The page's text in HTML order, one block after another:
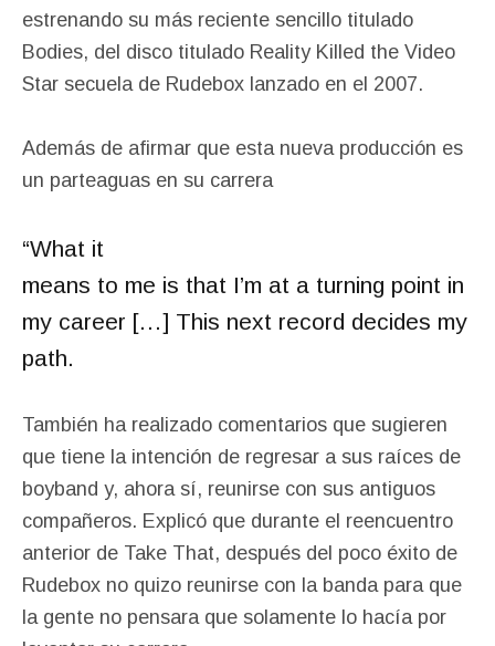
estrenando su más reciente sencillo titulado
Bodies, del disco titulado Reality Killed the Video
Star secuela de Rudebox lanzado en el 2007.
Además de afirmar que esta nueva producción es
un parteaguas en su carrera
“What it
means to me is that I’m at a turning point in
my career […] This next record decides my
path.
También ha realizado comentarios que sugieren
que tiene la intención de regresar a sus raíces de
boyband y, ahora sí, reunirse con sus antiguos
compañeros. Explicó que durante el reencuentro
anterior de Take That, después del poco éxito de
Rudebox no quizo reunirse con la banda para que
la gente no pensara que solamente lo hacía por